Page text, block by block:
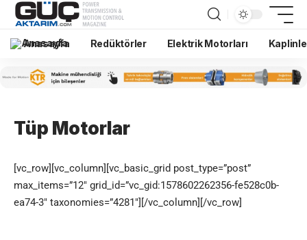
Anasayfa Redüktörler Elektrik Motorları
Tüp Motorlar
[vc_row][vc_column][vc_basic_grid post_type=”post”
max_items=”12″ grid_id=”vc_gid:1578602262356-fe528c0b-
ea74-3″ taxonomies=”4281″][/vc_column][/vc_row]